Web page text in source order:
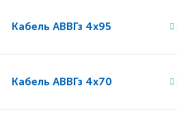
Кабель АВВГз 4x95
Кабель АВВГз 4x70